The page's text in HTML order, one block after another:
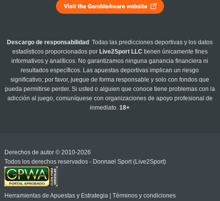
Descargo de responsabilidad : Todas las predicciones deportivas y los datos
estadísticos proporcionados por Live2Sport LLC tienen únicamente fines
informativos y analíticos. No garantizamos ninguna ganancia financiera ni
resultados específicos. Las apuestas deportivas implican un riesgo
significativo; por favor, juegue de forma responsable y solo con fondos que
pueda permitirse perder. Si usted o alguien que conoce tiene problemas con la
adicción al juego, comuníquese con organizaciones de apoyo profesional de
inmediato.18+
Derechos de autor © 2010-2026
Todos los derechos reservados - Donnael Sport (Live2Sport)
Herramientas de Apuestas y Estrategia| Términos y condiciones